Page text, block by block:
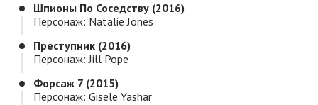
Шпионы По Соседству (2016)
Персонаж: Natalie Jones
Преступник (2016)
Персонаж: Jill Pope
Форсаж 7 (2015)
Персонаж: Gisele Yashar